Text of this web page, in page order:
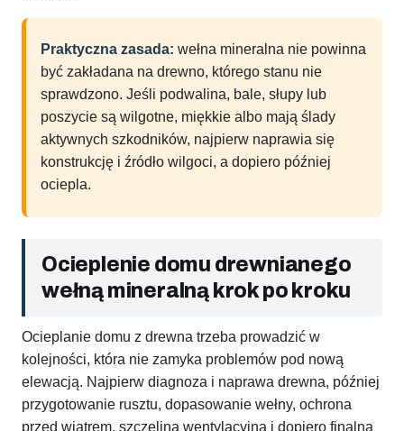
Praktyczna zasada: wełna mineralna nie powinna
być zakładana na drewno, którego stanu nie
sprawdzono. Jeśli podwalina, bale, słupy lub
poszycie są wilgotne, miękkie albo mają ślady
aktywnych szkodników, najpierw naprawia się
konstrukcję i źródło wilgoci, a dopiero później
ociepla.
Ocieplenie domu drewnianego
wełną mineralną krok po kroku
Ocieplanie domu z drewna trzeba prowadzić w
kolejności, która nie zamyka problemów pod nową
elewacją. Najpierw diagnoza i naprawa drewna, później
przygotowanie rusztu, dopasowanie wełny, ochrona
przed wiatrem, szczelina wentylacyjna i dopiero finalna